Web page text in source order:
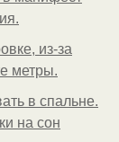
из-за
метры.
в спальне.
на сон